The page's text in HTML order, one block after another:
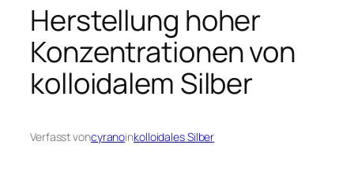
Herstellung hoher
Konzentrationen von
kolloidalem Silber
Verfasst voncyranoinkolloidales Silber